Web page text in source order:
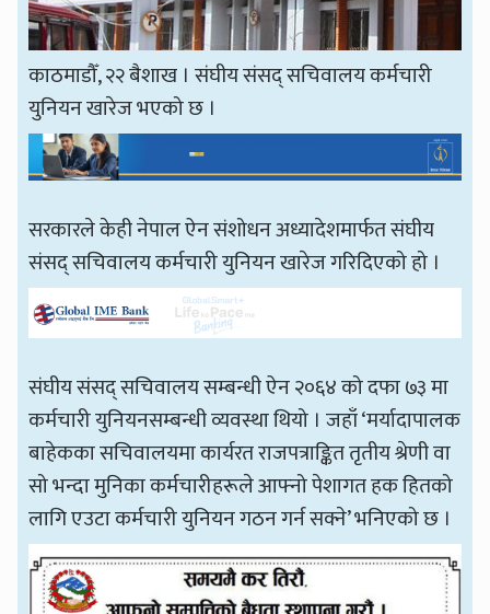
काठमाडौँ, २२ बैशाख । संघीय संसद् सचिवालय कर्मचारी
युनियन खारेज भएको छ ।
सरकारले केही नेपाल ऐन संशोधन अध्यादेशमार्फत संघीय
संसद् सचिवालय कर्मचारी युनियन खारेज गरिदिएको हो ।
संघीय संसद् सचिवालय सम्बन्धी ऐन २०६४ को दफा ७३ मा
कर्मचारी युनियनसम्बन्धी व्यवस्था थियो । जहाँ ‘मर्यादापालक
बाहेकका सचिवालयमा कार्यरत राजपत्राङ्कित तृतीय श्रेणी वा
सो भन्दा मुनिका कर्मचारीहरूले आफ्नो पेशागत हक हितको
लागि एउटा कर्मचारी युनियन गठन गर्न सक्ने’ भनिएको छ ।